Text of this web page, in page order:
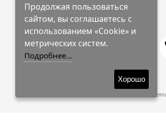
© 2009-2026 Shaik-Premium
Shaik-
Продолжая пользоваться
сайтом, вы соглашаетесь с
использованием «Cookie» и
метрических систем.
Подробнее...
Хорошо